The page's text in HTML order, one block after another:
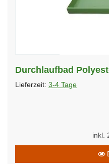
Durchlaufbad
Lieferzeit: 3-4 Tage
inkl.